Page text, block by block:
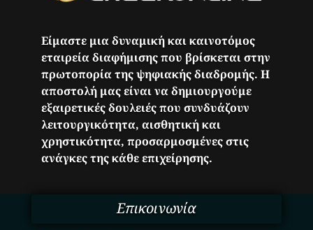
Είμαστε μια δυναμική και καινοτόμος
εταιρεία διαφήμισης που βρίσκεται στην
πρωτοπορία της ψηφιακής διαδρομής. Η
αποστολή μας είναι να δημιουργούμε
εξαιρετικές δουλειές που συνδυάζουν
λειτουργικότητα, αισθητική και
χρηστικότητα, προσαρμοσμένες στις
ανάγκες της κάθε επιχείρησης.
Επικοινωνία